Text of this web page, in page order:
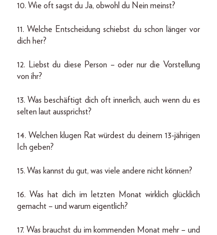
10. Wie oft sagst du Ja, obwohl du Nein meinst?
11. Welche Entscheidung schiebst du schon länger vor
dich her?
12. Liebst du diese Person – oder nur die Vorstellung
von ihr?
13. Was beschäftigt dich oft innerlich, auch wenn du es
selten laut aussprichst?
14. Welchen klugen Rat würdest du deinem 13-jährigen
Ich geben?
15. Was kannst du gut, was viele andere nicht können?
16. Was hat dich im letzten Monat wirklich glücklich
gemacht – und warum eigentlich?
17. Was brauchst du im kommenden Monat mehr – und